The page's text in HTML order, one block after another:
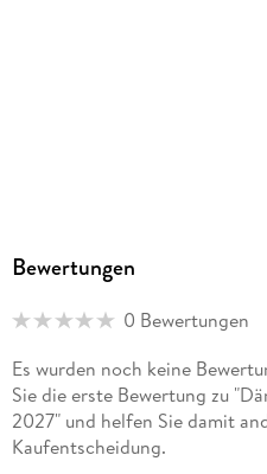
Bewertungen
0 Bewertungen
Es wurden noch keine
Sie die erste Bewertung zu
2027" und helfen Sie damit
Kaufentscheidung.